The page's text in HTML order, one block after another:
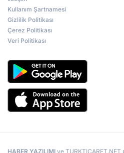
Kullanım Şartnamesi
Gizlilik Politikası
Çerez Politikası
Veri Politikası
HABER YAZILIMI ve